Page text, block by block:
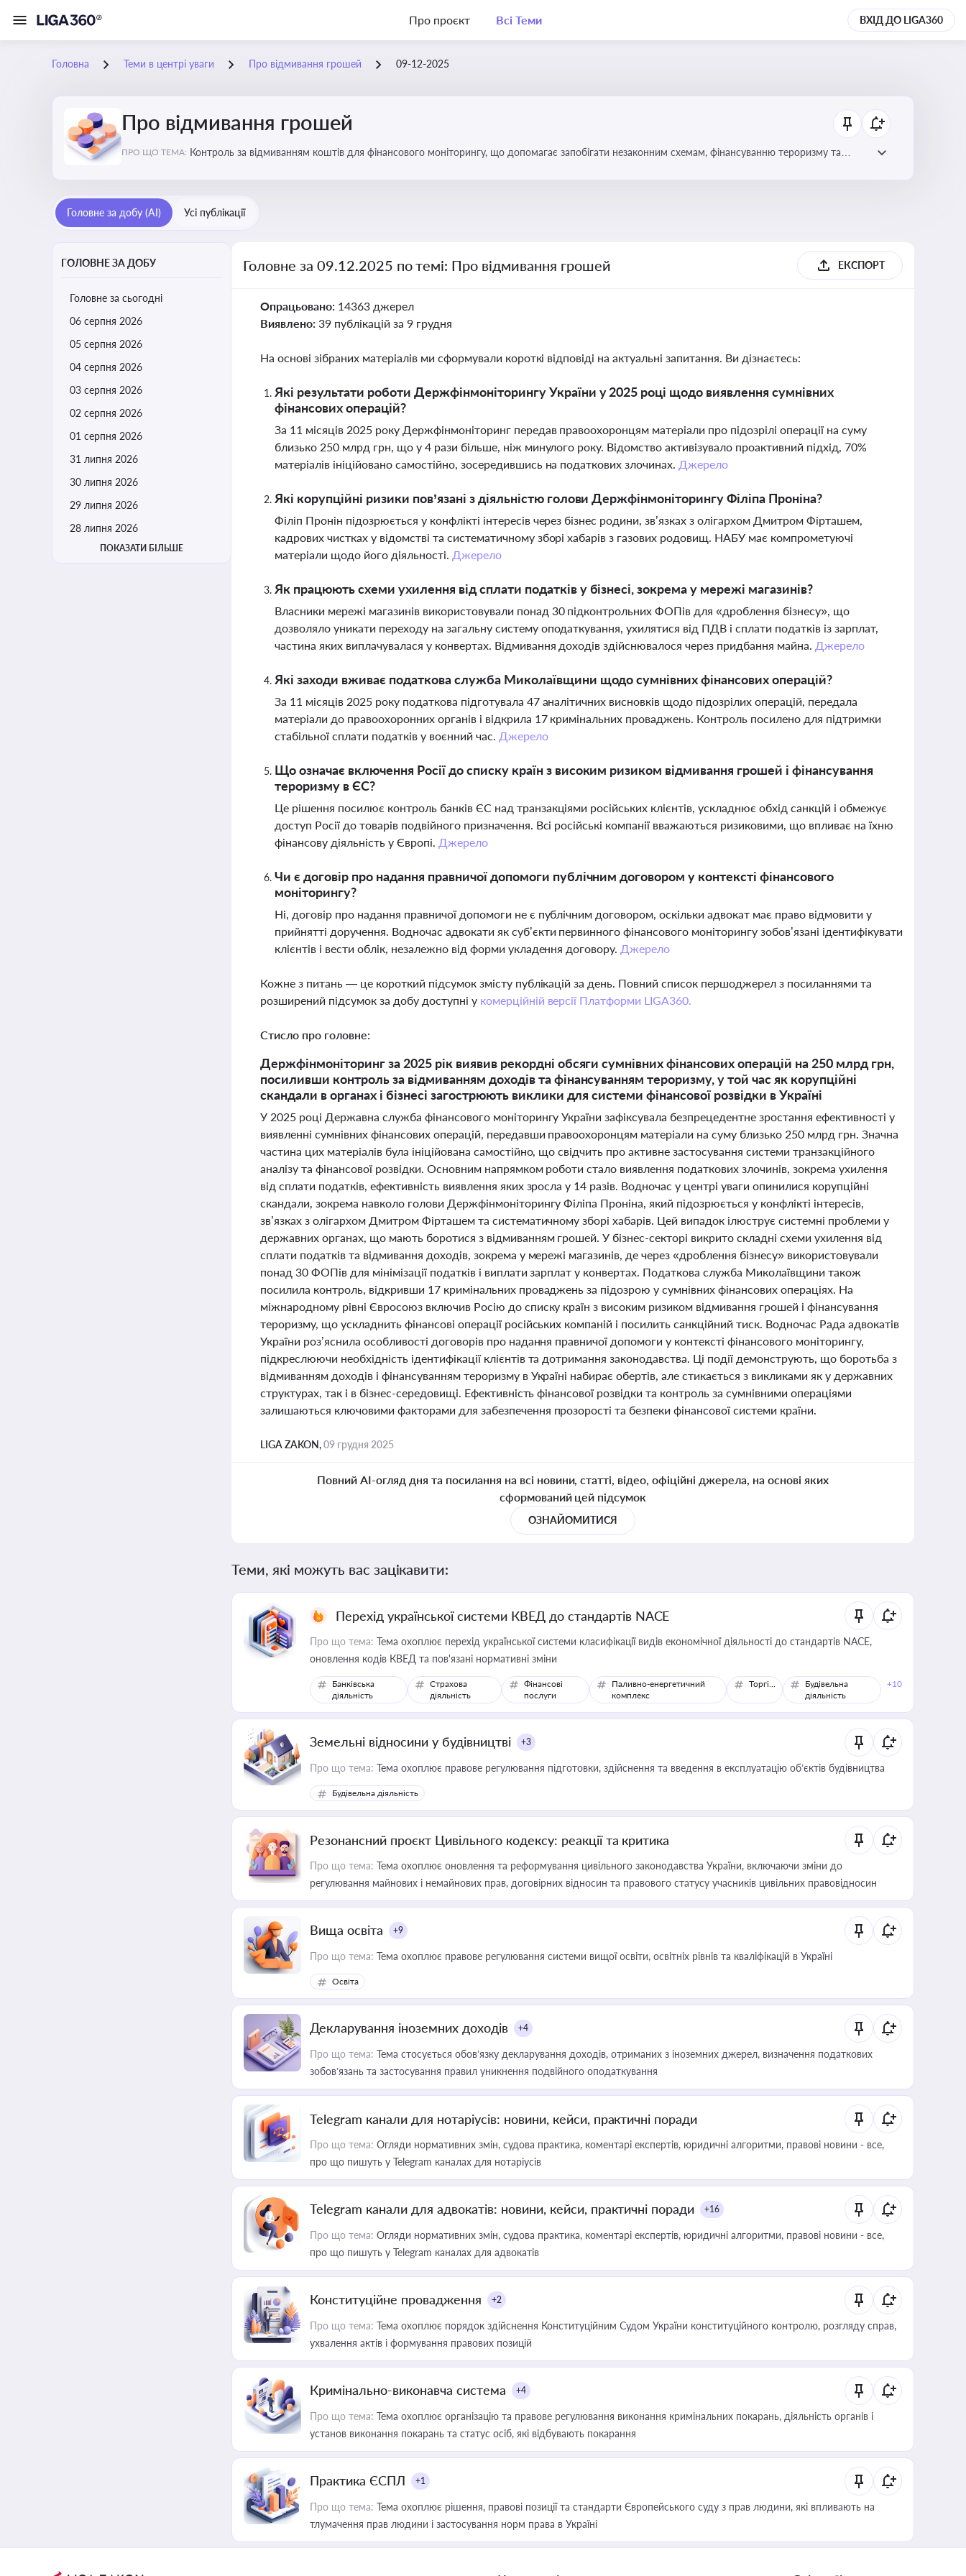
Про проєкт Всі Теми ВХІД ДО LIGA360
Головна Теми в центрі уваги Про відмивання грошей 09-12-2025
Про відмивання грошей
ПРО ЩО ТЕМА: Контроль за відмиванням коштів для фінансового моніторингу, що допомагає запобігати незаконним схемам, фінансуванню тероризму та
Головне за добу (AI) Усі публікації
ГОЛОВНЕ ЗА ДОБУ
Головне за сьогодні
06 серпня 2026
05 серпня 2026
04 серпня 2026
03 серпня 2026
02 серпня 2026
01 серпня 2026
31 липня 2026
30 липня 2026
29 липня 2026
28 липня 2026
ПОКАЗАТИ БІЛЬШЕ
Головне за 09.12.2025 по темі: Про відмивання грошей ЕКСПОРТ
Опрацьовано: 14363 джерел
Виявлено: 39 публікацій за 9 грудня
На основі зібраних матеріалів ми сформували короткі відповіді на актуальні запитання. Ви дізнаєтесь:
Які результати роботи Держфінмоніторингу України у 2025 році щодо виявлення сумнівних
фінансових операцій?
За 11 місяців 2025 року Держфінмоніторинг передав правоохоронцям матеріали про підозрілі операції на суму
близько 250 млрд грн, що у 4 рази більше, ніж минулого року. Відомство активізувало проактивний підхід, 70%
матеріалів ініційовано самостійно, зосередившись на податкових злочинах. Джерело
Які корупційні ризики пов’язані з діяльністю голови Держфінмоніторингу Філіпа Проніна?
Філіп Пронін підозрюється у конфлікті інтересів через бізнес родини, зв’язках з олігархом Дмитром Фірташем,
кадрових чистках у відомстві та систематичному зборі хабарів з газових родовищ. НАБУ має компрометуючі
матеріали щодо його діяльності. Джерело
Як працюють схеми ухилення від сплати податків у бізнесі, зокрема у мережі магазинів?
Власники мережі магазинів використовували понад 30 підконтрольних ФОПів для «дроблення бізнесу», що
дозволяло уникати переходу на загальну систему оподаткування, ухилятися від ПДВ і сплати податків із зарплат,
частина яких виплачувалася у конвертах. Відмивання доходів здійснювалося через придбання майна. Джерело
Які заходи вживає податкова служба Миколаївщини щодо сумнівних фінансових операцій?
За 11 місяців 2025 року податкова підготувала 47 аналітичних висновків щодо підозрілих операцій, передала
матеріали до правоохоронних органів і відкрила 17 кримінальних проваджень. Контроль посилено для підтримки
стабільної сплати податків у воєнний час. Джерело
Що означає включення Росії до списку країн з високим ризиком відмивання грошей і фінансування
тероризму в ЄС?
Це рішення посилює контроль банків ЄС над транзакціями російських клієнтів, ускладнює обхід санкцій і обмежує
доступ Росії до товарів подвійного призначення. Всі російські компанії вважаються ризиковими, що впливає на їхню
фінансову діяльність у Європі. Джерело
Чи є договір про надання правничої допомоги публічним договором у контексті фінансового
моніторингу?
Ні, договір про надання правничої допомоги не є публічним договором, оскільки адвокат має право відмовити у
прийнятті доручення. Водночас адвокати як суб’єкти первинного фінансового моніторингу зобов’язані ідентифікувати
клієнтів і вести облік, незалежно від форми укладення договору. Джерело
Кожне з питань — це короткий підсумок змісту публікацій за день. Повний список першоджерел з посиланнями та
розширений підсумок за добу доступні у комерційній версії Платформи LIGA360.
Стисло про головне:
Держфінмоніторинг за 2025 рік виявив рекордні обсяги сумнівних фінансових операцій на 250 млрд грн,
посиливши контроль за відмиванням доходів та фінансуванням тероризму, у той час як корупційні
скандали в органах і бізнесі загострюють виклики для системи фінансової розвідки в Україні
У 2025 році Державна служба фінансового моніторингу України зафіксувала безпрецедентне зростання ефективності у
виявленні сумнівних фінансових операцій, передавши правоохоронцям матеріали на суму близько 250 млрд грн. Значна
частина цих матеріалів була ініційована самостійно, що свідчить про активне застосування системи транзакційного
аналізу та фінансової розвідки. Основним напрямком роботи стало виявлення податкових злочинів, зокрема ухилення
від сплати податків, ефективність виявлення яких зросла у 14 разів. Водночас у центрі уваги опинилися корупційні
скандали, зокрема навколо голови Держфінмоніторингу Філіпа Проніна, який підозрюється у конфлікті інтересів,
зв’язках з олігархом Дмитром Фірташем та систематичному зборі хабарів. Цей випадок ілюструє системні проблеми у
державних органах, що мають боротися з відмиванням грошей. У бізнес-секторі викрито складні схеми ухилення від
сплати податків та відмивання доходів, зокрема у мережі магазинів, де через «дроблення бізнесу» використовували
понад 30 ФОПів для мінімізації податків і виплати зарплат у конвертах. Податкова служба Миколаївщини також
посилила контроль, відкривши 17 кримінальних проваджень за підозрою у сумнівних фінансових операціях. На
міжнародному рівні Євросоюз включив Росію до списку країн з високим ризиком відмивання грошей і фінансування
тероризму, що ускладнить фінансові операції російських компаній і посилить санкційний тиск. Водночас Рада адвокатів
України роз’яснила особливості договорів про надання правничої допомоги у контексті фінансового моніторингу,
підкреслюючи необхідність ідентифікації клієнтів та дотримання законодавства. Ці події демонструють, що боротьба з
відмиванням доходів і фінансуванням тероризму в Україні набирає обертів, але стикається з викликами як у державних
структурах, так і в бізнес-середовищі. Ефективність фінансової розвідки та контроль за сумнівними операціями
залишаються ключовими факторами для забезпечення прозорості та безпеки фінансової системи країни.
LIGA ZAKON,09 грудня 2025
Повний AI-огляд дня та посилання на всі новини, статті, відео, офіційні джерела, на основі яких
сформований цей підсумок
ОЗНАЙОМИТИСЯ
Теми, які можуть вас зацікавити:
Перехід української системи КВЕД до стандартів NACE
Про що тема: Тема охоплює перехід української системи класифікації видів економічної діяльності до стандартів NACE,
оновлення кодів КВЕД та пов'язані нормативні зміни
Банківська
діяльність
Страхова
діяльність
Фінансові
послуги
Паливно-енергетичний
комплекс
Торгівля
Будівельна
діяльність
+10
Земельні відносини у будівництві +3
Про що тема: Тема охоплює правове регулювання підготовки, здійснення та введення в експлуатацію об’єктів будівництва
Будівельна діяльність
Резонансний проєкт Цивільного кодексу: реакції та критика
Про що тема: Тема охоплює оновлення та реформування цивільного законодавства України, включаючи зміни до
регулювання майнових і немайнових прав, договірних відносин та правового статусу учасників цивільних правовідносин
Вища освіта +9
Про що тема: Тема охоплює правове регулювання системи вищої освіти, освітніх рівнів та кваліфікацій в Україні
Освіта
Декларування іноземних доходів +4
Про що тема: Тема стосується обов’язку декларування доходів, отриманих з іноземних джерел, визначення податкових
зобов’язань та застосування правил уникнення подвійного оподаткування
Telegram канали для нотаріусів: новини, кейси, практичні поради
Про що тема: Огляди нормативних змін, судова практика, коментарі експертів, юридичні алгоритми, правові новини - все,
про що пишуть у Telegram каналах для нотаріусів
Telegram канали для адвокатів: новини, кейси, практичні поради +16
Про що тема: Огляди нормативних змін, судова практика, коментарі експертів, юридичні алгоритми, правові новини - все,
про що пишуть у Telegram каналах для адвокатів
Конституційне провадження +2
Про що тема: Тема охоплює порядок здійснення Конституційним Судом України конституційного контролю, розгляду справ,
ухвалення актів і формування правових позицій
Кримінально-виконавча система +4
Про що тема: Тема охоплює організацію та правове регулювання виконання кримінальних покарань, діяльність органів і
установ виконання покарань та статус осіб, які відбувають покарання
Практика ЄСПЛ +1
Про що тема: Тема охоплює рішення, правові позиції та стандарти Європейського суду з прав людини, які впливають на
тлумачення прав людини і застосування норм права в Україні